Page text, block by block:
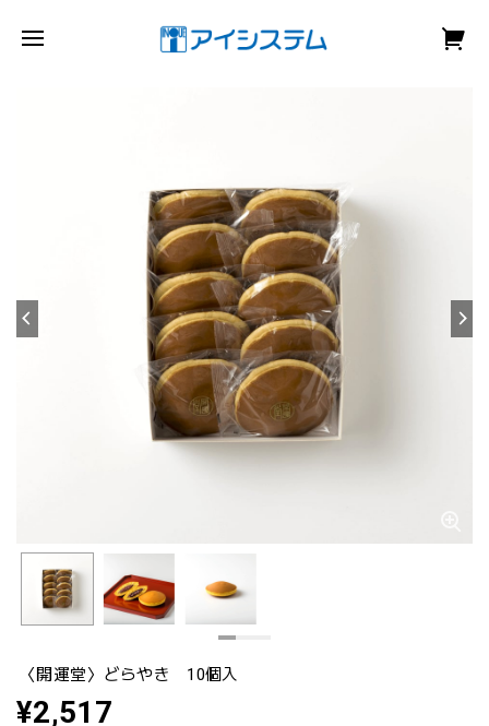
〈開運堂〉どらやき 10個入
¥2,517